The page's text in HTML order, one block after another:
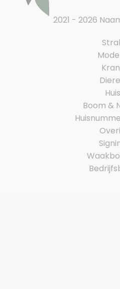
2021 - 2026
Huis
Boom &